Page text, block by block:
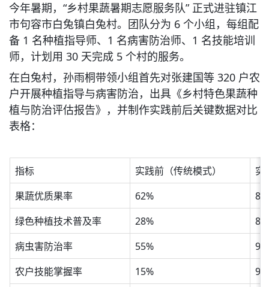
今年暑期，“乡村果蔬暑期志愿服务队” 正式进驻镇江
市句容市白兔镇白兔村。团队分为 6 个小组，每组配
备 1 名种植指导师、1 名病害防治师、1 名技能培训
师，计划用 30 天完成 5 个村的服务。
在白兔村，孙雨桐带领小组首先对张建国等 320 户农
户开展种植指导与病害防治，出具《乡村特色果蔬种
植与防治评估报告》，并制作实践前后关键数据对比
表格：
指标 实践前（传统模式）
实
果蔬优质果率
62%
绿色种植技术普及率
28%
病虫害防治率
55%
农户技能掌握率
15%